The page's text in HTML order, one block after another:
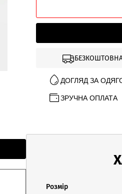
ДОГЛЯД ЗА
ЗРУЧНА ОПЛАТА
Розмір